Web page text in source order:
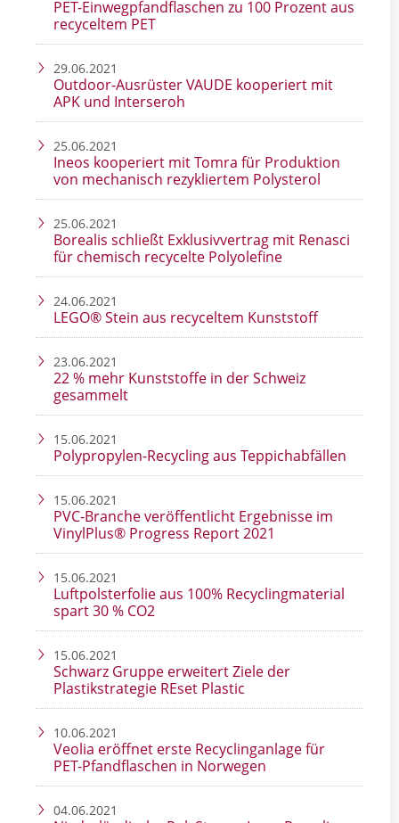
PET-Einwegpfandflaschen zu 100 Prozent aus
recyceltem PET
29.06.2021
Outdoor-Ausrüster VAUDE kooperiert mit
APK und Interseroh
25.06.2021
Ineos kooperiert mit Tomra für Produktion
von mechanisch rezykliertem Polysterol
25.06.2021
Borealis schließt Exklusivvertrag mit Renasci
für chemisch recycelte Polyolefine
24.06.2021
LEGO® Stein aus recyceltem Kunststoff
23.06.2021
22 % mehr Kunststoffe in der Schweiz
gesammelt
15.06.2021
Polypropylen-Recycling aus Teppichabfällen
15.06.2021
PVC-Branche veröffentlicht Ergebnisse im
VinylPlus® Progress Report 2021
15.06.2021
Luftpolsterfolie aus 100% Recyclingmaterial
spart 30 % CO2
15.06.2021
Schwarz Gruppe erweitert Ziele der
Plastikstrategie REset Plastic
10.06.2021
Veolia eröffnet erste Recyclinganlage für
PET-Pfandflaschen in Norwegen
04.06.2021